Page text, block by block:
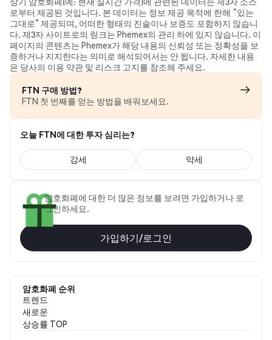
로부터 제공된 것입니다. 본 데이터는 정보 제공 목적에 한해 “있는
그대로” 제공되며, 어떠한 형태의 진술이나 보증도 포함하지 않습니
다. 제3자 사이트로의 링크는 Phemex의 관리 하에 있지 않습니다. 이
페이지의 콘텐츠는 Phemex가 해당 내용의 신뢰성 또는 정확성을 보
증하거나 지지한다는 의미로 해석되어서는 안 됩니다. 자세한 내용
은 당사의 이용 약관 및 리스크 고지를 참조해 주세요.
FTN 구매 방법?
FTN 첫 번째를 얻는 방법을 배워보세요.
오늘 FTN에 대한 투자 심리는?
강세 약세
암호화폐에 대한 더 많은 정보를 보려면 가입하거나 로
그인하세요.
가입하기/로그인
암호화폐 순위
트렌드
새로운
상승률 TOP